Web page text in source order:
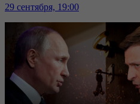
29 сентября, 19:00